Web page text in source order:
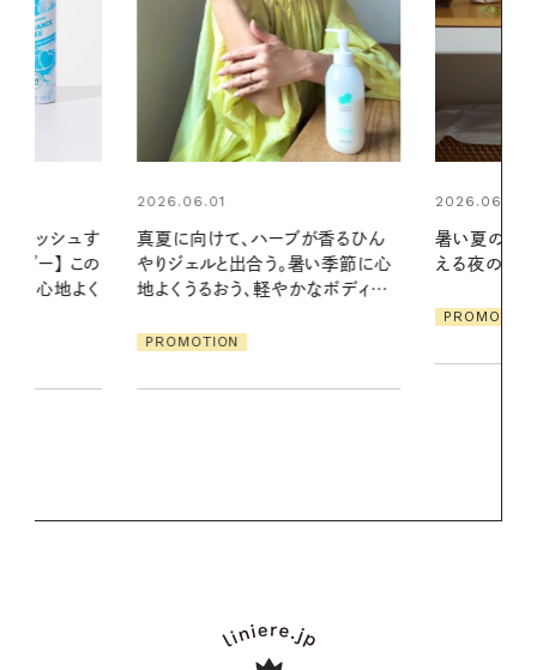
が香るひん
い季節に心
なボディケ
2026.06.01
暑い夏のナイトルーティン。私を整
える夜の爽やかご褒美ケア
2026.06.01
お出かけ前
の一日。汗ば